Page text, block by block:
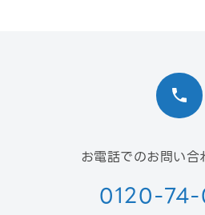
お電話でのお問い合
0120-